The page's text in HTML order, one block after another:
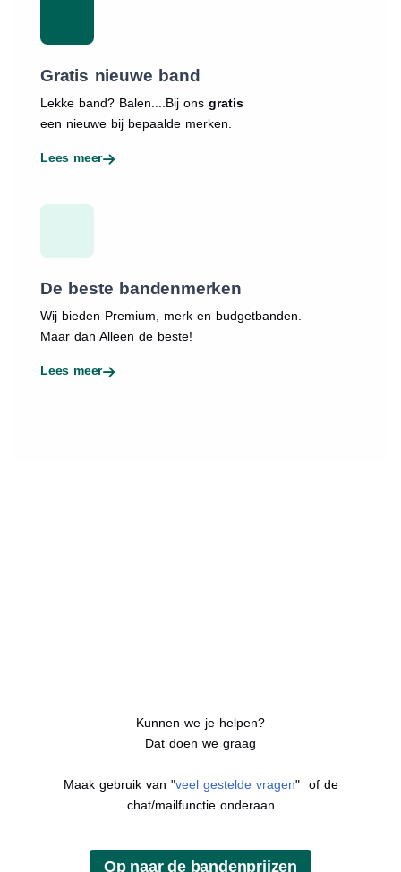
Gratis nieuwe band
Lekke band? Balen....Bij ons gratis
een nieuwe bij bepaalde merken.
Lees meer
De beste bandenmerken
Wij bieden Premium, merk en budgetbanden.
Maar dan Alleen de beste!
Lees meer
Kunnen we je helpen?
Dat doen we graag
Maak gebruik van "veel gestelde vragen" of de
chat/mailfunctie onderaan